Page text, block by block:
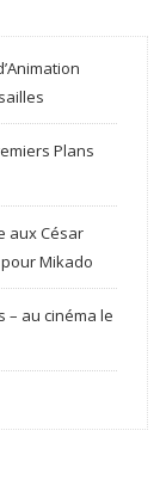
Plans
aux César
Mikado
– au cinéma le